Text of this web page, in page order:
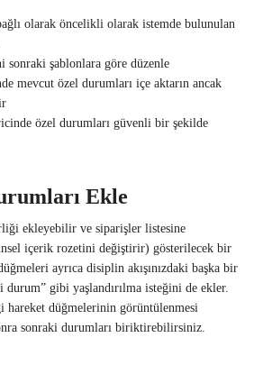
olarak öncelikli olarak istemde bulunulan
sonraki şablonlara göre düzenle
mevcut özel durumları içe aktarın ancak
özel durumları güvenli bir şekilde
Ekle
ekleyebilir ve siparişler listesine
içerik rozetini değiştirir) gösterilecek bir
ayrıca disiplin akışınızdaki başka bir
durum” gibi yaşlandırılma isteğini de ekler.
hareket düğmelerinin görüntülenmesi
sonraki durumları biriktirebilirsiniz.